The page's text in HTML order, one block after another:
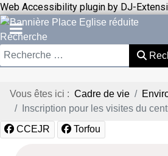
Web Accessibility plugin by DJ-
Recherche
Vous êtes ici : Cadre de vie
Inscription pour les visites du
CCEJR Torfou